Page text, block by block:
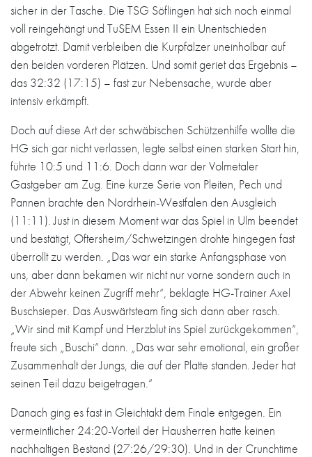
sicher in der Tasche. Die TSG Söflingen hat sich noch einmal
voll reingehängt und TuSEM Essen II ein Unentschieden
abgetrotzt. Damit verbleiben die Kurpfälzer uneinholbar auf
den beiden vorderen Plätzen. Und somit geriet das Ergebnis –
das 32:32 (17:15) – fast zur Nebensache, wurde aber
intensiv erkämpft.
Doch auf diese Art der schwäbischen Schützenhilfe wollte die
HG sich gar nicht verlassen, legte selbst einen starken Start hin,
führte 10:5 und 11:6. Doch dann war der Volmetaler
Gastgeber am Zug. Eine kurze Serie von Pleiten, Pech und
Pannen brachte den Nordrhein-Westfalen den Ausgleich
(11:11). Just in diesem Moment war das Spiel in Ulm beendet
und bestätigt, Oftersheim/Schwetzingen drohte hingegen fast
überrollt zu werden. „Das war ein starke Anfangsphase von
uns, aber dann bekamen wir nicht nur vorne sondern auch in
der Abwehr keinen Zugriff mehr“, beklagte HG-Trainer Axel
Buschsieper. Das Auswärtsteam fing sich dann aber rasch.
„Wir sind mit Kampf und Herzblut ins Spiel zurückgekommen“,
freute sich „Buschi“ dann. „Das war sehr emotional, ein großer
Zusammenhalt der Jungs, die auf der Platte standen. Jeder hat
seinen Teil dazu beigetragen.“
Danach ging es fast in Gleichtakt dem Finale entgegen. Ein
vermeintlicher 24:20-Vorteil der Hausherren hatte keinen
nachhaltigen Bestand (27:26/29:30). Und in der Crunchtime